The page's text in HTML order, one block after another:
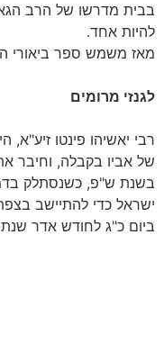
בבית מדרשו של הרב
להיות אחד.
מאז משמש ספר ביאורי
לגנזי מרומים
רבי יאשיהו פינטו
של אביו בקבלה, וחיבר
בשנת ש"פ, כשנסתלק
ישראל כדי להתיישב
ביום כ"ג לחודש אדר